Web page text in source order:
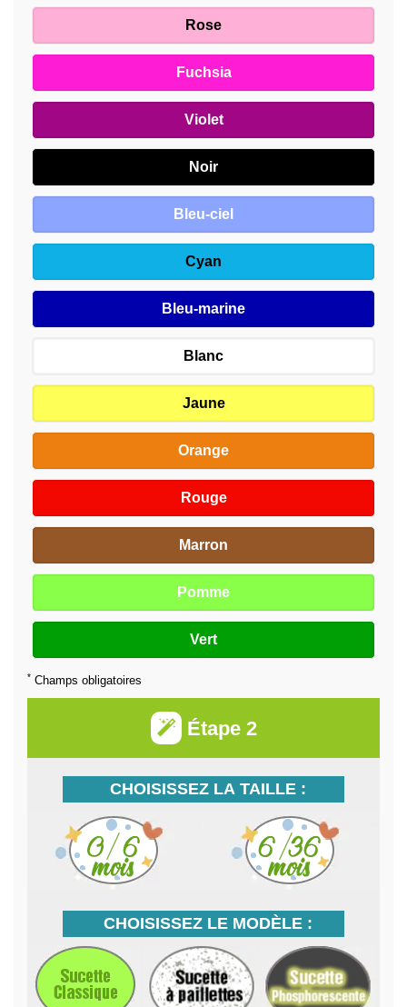
Rose
Fuchsia
Violet
Noir
Bleu-ciel
Cyan
Bleu-marine
Blanc
Jaune
Orange
Rouge
Marron
Pomme
Vert
* Champs obligatoires
Étape 2
CHOISISSEZ LA TAILLE :
CHOISISSEZ LE MODÈLE :